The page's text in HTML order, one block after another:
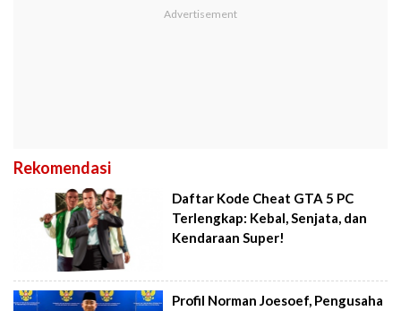
Rekomendasi
Daftar Kode Cheat GTA 5 PC
Terlengkap: Kebal, Senjata, dan
Kendaraan Super!
Profil Norman Joesoef, Pengusaha